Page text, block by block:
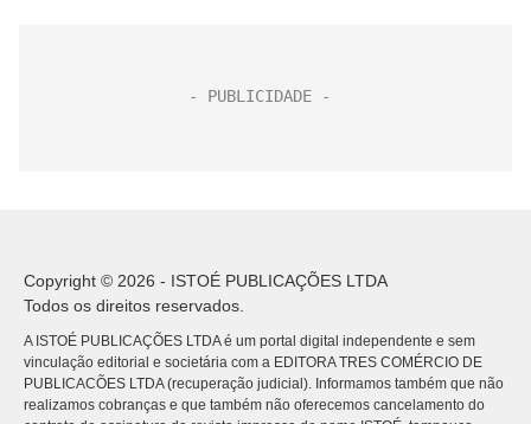
Copyright © 2026 - ISTOÉ PUBLICAÇÕES LTDA
Todos os direitos reservados.
A ISTOÉ PUBLICAÇÕES LTDA é um portal digital independente e sem
vinculação editorial e societária com a EDITORA TRES COMÉRCIO DE
PUBLICACÕES LTDA (recuperação judicial). Informamos também que não
realizamos cobranças e que também não oferecemos cancelamento do